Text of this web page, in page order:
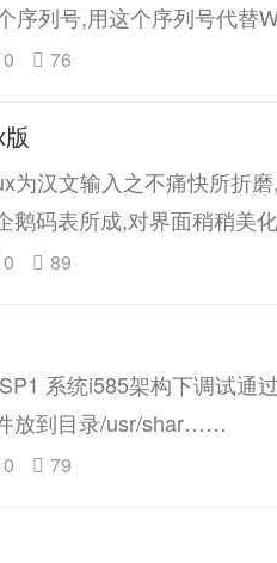
序列号,用这个序列号代替
0 76
为汉文输入之不痛快所折
鹅码表所成,对界面稍稍
0 89
系统i585架构下调试通
放到目录/usr/shar……
0 79